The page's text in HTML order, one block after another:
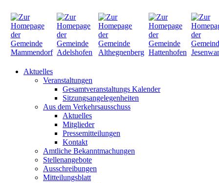
Aktuelles
Veranstaltungen
Gesamtveranstaltungs Kalender
Sitzungsangelegenheiten
Aus dem Verkehrsausschuss
Aktuelles
Mitglieder
Pressemitteilungen
Kontakt
Amtliche Bekanntmachungen
Stellenangebote
Ausschreibungen
Mitteilungsblatt